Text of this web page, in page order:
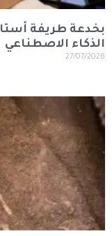
بخدعة طريفة
الذكاء الاصطناعي
27/07/2026